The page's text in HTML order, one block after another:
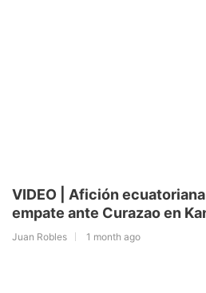
VIDEO | Afición
empate ante Curazao en
Juan Robles 1 month ago